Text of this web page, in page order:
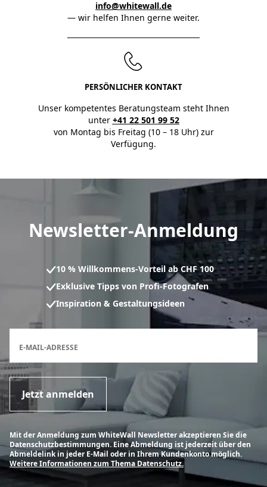
info@whitewall.de
— wir helfen Ihnen gerne weiter.
PERSÖNLICHER KONTAKT
Unser kompetentes Beratungsteam steht Ihnen
unter +41 22 501 99 52
von Montag bis Freitag (10 – 18 Uhr) zur
Verfügung.
Newsletter-Anmeldung
10 % Willkommens-Vorteil ab CHF 100
Exklusive Tipps von Profi-Fotografen
Inspiration & Gestaltungsideen
E-MAIL-ADRESSE
Jetzt anmelden
Mit der Anmeldung zum WhiteWall Newsletter akzeptieren Sie die
Datenschutzbestimmungen. Eine Abmeldung ist jederzeit über den
Abmeldelink in jeder E-Mail oder in Ihrem Kundenkonto möglich.
Weitere Informationen zum Thema Datenschutz.